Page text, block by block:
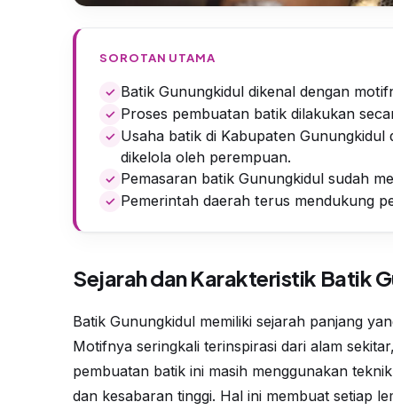
SOROTAN UTAMA
Batik Gunungkidul dikenal dengan
Proses pembuatan batik dilakukan
Usaha batik di Kabupaten
dikelola oleh perempuan.
Pemasaran batik Gunungkidul sudah
Pemerintah daerah terus mendukung
Sejarah dan Karakteristik Batik
Batik Gunungkidul memiliki sejarah panjang
Motifnya seringkali terinspirasi dari alam
pembuatan batik ini masih menggunakan
dan kesabaran tinggi. Hal ini membuat setiap